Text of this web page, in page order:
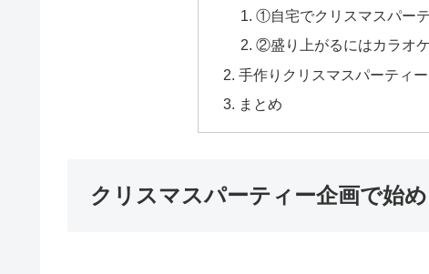
①自宅でクリスマスパー
②盛り上がるにはカラオケ
手作りクリスマスパーティ
まとめ
クリスマスパーティー企画で始